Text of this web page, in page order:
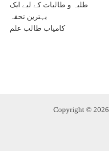
طلبہ و طالبات کے لیے ایک
بہترین تحفہ
کامیاب طالب علم
Copyright © 2026